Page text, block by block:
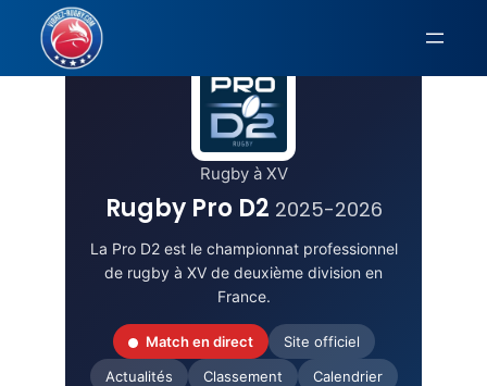
Aller
contenu
Rugby à XV
Rugby Pro D2 2025-2026
La Pro D2 est le championnat professionnel
de rugby à XV de deuxième division en
France.
Match en direct
Site officiel
Actualités
Classement
Calendrier